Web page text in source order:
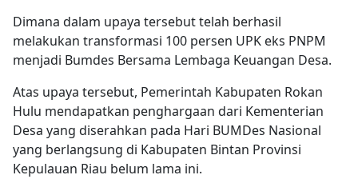
Dimana dalam upaya tersebut telah berhasil
melakukan transformasi 100 persen UPK eks PNPM
menjadi Bumdes Bersama Lembaga Keuangan Desa.
Atas upaya tersebut, Pemerintah Kabupaten Rokan
Hulu mendapatkan penghargaan dari Kementerian
Desa yang diserahkan pada Hari BUMDes Nasional
yang berlangsung di Kabupaten Bintan Provinsi
Kepulauan Riau belum lama ini.